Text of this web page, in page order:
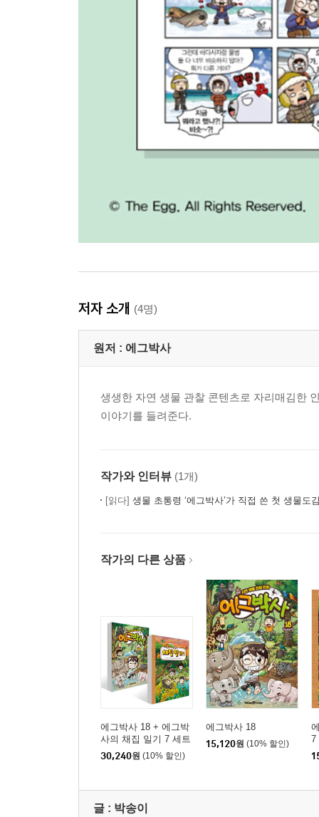
저자 소개 (4명)
원저 : 에그박사
생생한 자연 생물 관찰 콘텐츠로 자리매김한
이야기를 들려준다.
작가와 인터뷰 (1개)
[읽다] 생물 초통령 ‘에그박사’가 직접 쓴 첫 생물도
작가의 다른 상품
에그박사 18 + 에그박
사의 채집 일기 7 세트
30,240원 (10% 할인)
에그박사 18
15,120원 (10% 할인)
7
글 : 박송이